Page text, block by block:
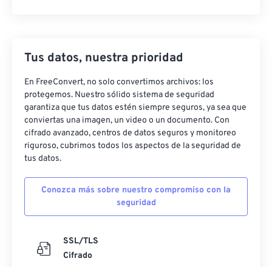
Tus datos, nuestra prioridad
En FreeConvert, no solo convertimos archivos: los
protegemos. Nuestro sólido sistema de seguridad
garantiza que tus datos estén siempre seguros, ya sea que
conviertas una imagen, un video o un documento. Con
cifrado avanzado, centros de datos seguros y monitoreo
riguroso, cubrimos todos los aspectos de la seguridad de
tus datos.
Conozca más sobre nuestro compromiso con la
seguridad
SSL/TLS
Cifrado